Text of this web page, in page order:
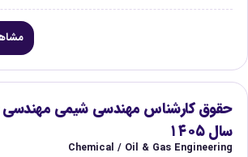
حقوق کارشناس مهندسی شیمی مهندسی
سال ۱۴۰۵
Chemical / Oil & Gas Engineering